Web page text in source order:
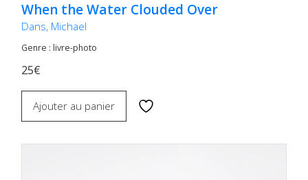
When the Water Clouded Over
Dans, Michael
Genre : livre-photo
25€
Ajouter au panier